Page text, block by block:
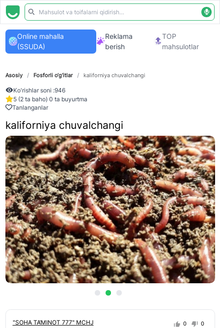
Online mahalla
(SSUDA)
Reklama
berish
TOP
mahsulotlar
Asosiy / Fosforli o‘g‘itlar / kaliforniya chuvalchangi
Ko'rishlar soni :946
5 (2 ta baho) 0 ta buyurtma
Tanlanganlar
kaliforniya chuvalchangi
"SOHA TA‘MINOT 777" MCHJ 0 0